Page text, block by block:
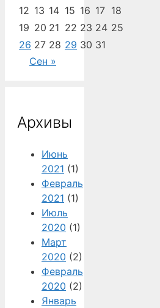
12 13 14 15 16 17 18
19 20 21 22 23 24 25
26 27 28 29 30 31
Сен »
Архивы
Июнь
2021 (1)
Февраль
2021 (1)
Июль
2020 (1)
Март
2020 (2)
Февраль
2020 (2)
Январь